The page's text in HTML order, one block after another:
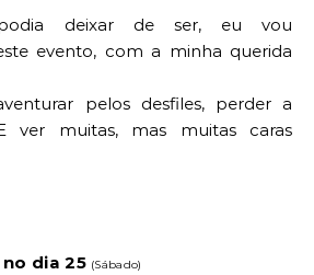
deixar de ser, eu vou
evento, com a minha querida
pelos desfiles, perder a
ver muitas, mas muitas caras
dia 25 (Sábado)